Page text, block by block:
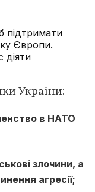
підтримати
Європи.
діяти
України:
в НАТО
злочини, а
агресії;